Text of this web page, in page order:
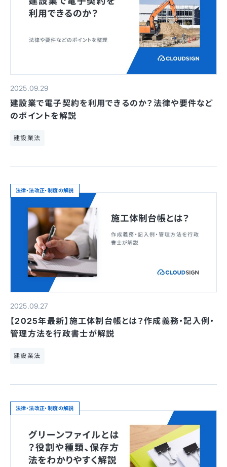
2025.09.29
建設業で電子契約を利用できるのか？法律や要件など
のポイントを解説
建設業法
法律・法改正・制度の解説
2025.09.27
【2025年最新】施工体制台帳とは？作成義務・記入例・
管理方法を行政書士が解説
建設業法
法律・法改正・制度の解説